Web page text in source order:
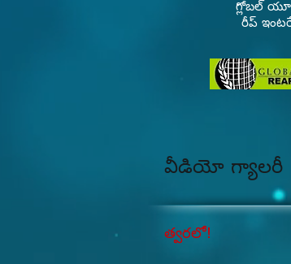
గ్లోబల్
రీప్
వీడియో గ్యాలరీ
త్వరలో!